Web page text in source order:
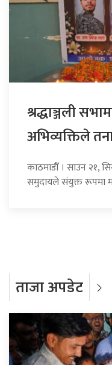
श्रद्धाञ्जली
अभिव्यक्तिले
काठमाडौँ । साउन २१,
समुदायले संयुक्त रूपमा
ताजा अपडेट